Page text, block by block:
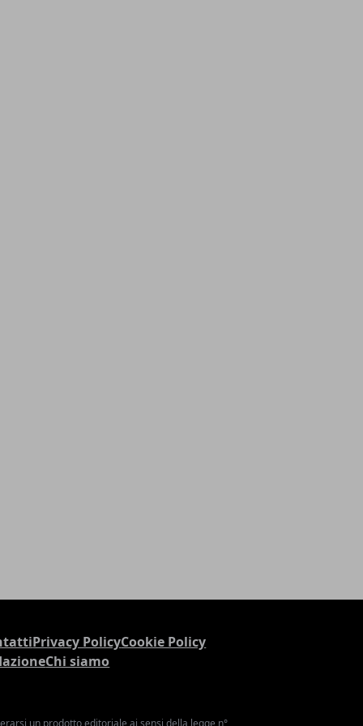
Privacy PolicyCookie Policy
Chi siamo
un prodotto editoriale ai sensi della legge n°